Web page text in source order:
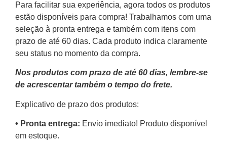
Para facilitar sua experiência, agora todos os produtos
estão disponíveis para compra! Trabalhamos com uma
seleção à pronta entrega e também com itens com
prazo de até 60 dias. Cada produto indica claramente
seu status no momento da compra.
Nos produtos com prazo de até 60 dias, lembre-se
de acrescentar também o tempo do frete.
Explicativo de prazo dos produtos:
•⁠ ⁠Pronta entrega: Envio imediato! Produto disponível
em estoque.